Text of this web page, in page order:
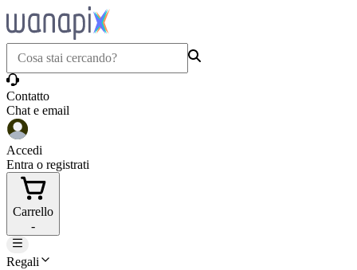
Contatto
Chat e email
Accedi
Entra o registrati
Carrello
-
Regali